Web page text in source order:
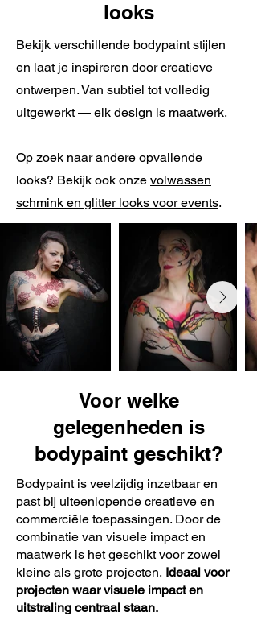
looks
Bekijk verschillende bodypaint stijlen
en laat je inspireren door creatieve
ontwerpen. Van subtiel tot volledig
uitgewerkt — elk design is maatwerk.
Op zoek naar andere opvallende
looks? Bekijk ook onze volwassen
schmink en glitter looks voor events.
Voor welke
gelegenheden is
bodypaint geschikt?
Bodypaint is veelzijdig inzetbaar en
past bij uiteenlopende creatieve en
commerciële toepassingen. Door de
combinatie van visuele impact en
maatwerk is het geschikt voor zowel
kleine als grote projecten. Ideaal voor
projecten waar visuele impact en
uitstraling centraal staan.